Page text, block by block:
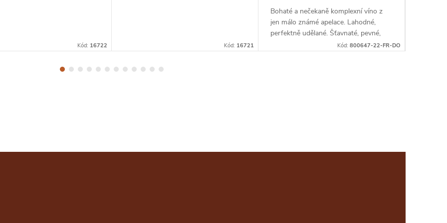
Kód: 16722 Kód: 16721
Bohaté a nečekaně komplexní víno z
jen málo známé apelace. Lahodné,
perfektně udělané. Šťavnaté, pevné,
zábavné víno se zralými tříslovinami a
Kód: 800647-22-FR-DO